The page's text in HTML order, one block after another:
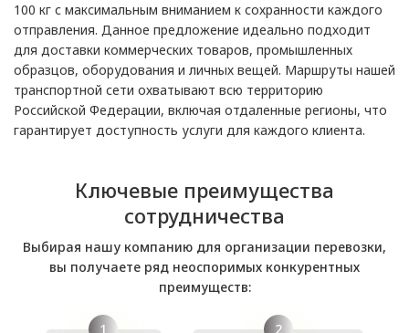
100 кг с максимальным вниманием к сохранности каждого
отправления. Данное предложение идеально подходит
для доставки коммерческих товаров, промышленных
образцов, оборудования и личных вещей. Маршруты нашей
транспортной сети охватывают всю территорию
Российской Федерации, включая отдаленные регионы, что
гарантирует доступность услуги для каждого клиента.
Ключевые преимущества
сотрудничества
Выбирая нашу компанию для организации перевозки,
вы получаете ряд неоспоримых конкурентных
преимуществ: